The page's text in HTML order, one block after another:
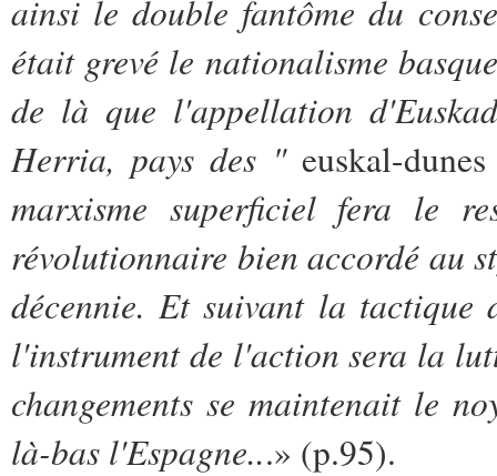
ainsi le double fantôme du
était grevé le nationalisme
de là que l'appellation
Herria, pays des " euskal-dunes
marxisme superficiel fera le
révolutionnaire bien accordé au
décennie. Et suivant la tactique
l'instrument de l'action sera la
changements se maintenait le
là-bas l'Espagne...» (p.95).